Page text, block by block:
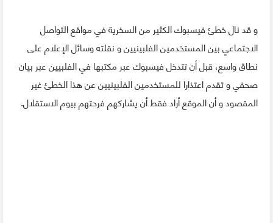
و قد نال خطئ فيسبوك الكثير من السخرية في مواقع التواصل
الاجتماعي بين المستخدمين الفلبينيين و نقلته وسائل الإعلام على
نطاق واسع، قبل أن تتدخل فيسبوك عبر مكتبها في الفلبيين عبر بيان
صحفي و تقدم اعتذارا للمستخدمين الفلبينيين عن هذا الخطئ غير
المقصود و أن الموقع أراد فقط أن يشاركهم فرحتهم بيوم الاستقلال.